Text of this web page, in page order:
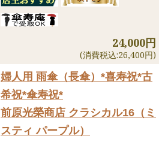
24,000円
(消費税込:26,400円)
婦人用 雨傘（長傘） *喜寿祝*古
希祝*傘寿祝*
前原光榮商店 クラシカル16（ミ
スティ パープル）